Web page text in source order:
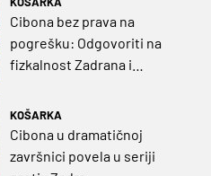
Cibona bez prava na
pogrešku: Odgovoriti na
fizkalnost Zadrana i
Mihailovića
KOŠARKA
Cibona u dramatičnoj
završnici povela u seriji